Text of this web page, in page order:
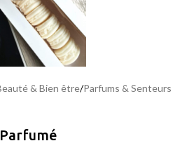
& Bien être/Parfums & Senteurs